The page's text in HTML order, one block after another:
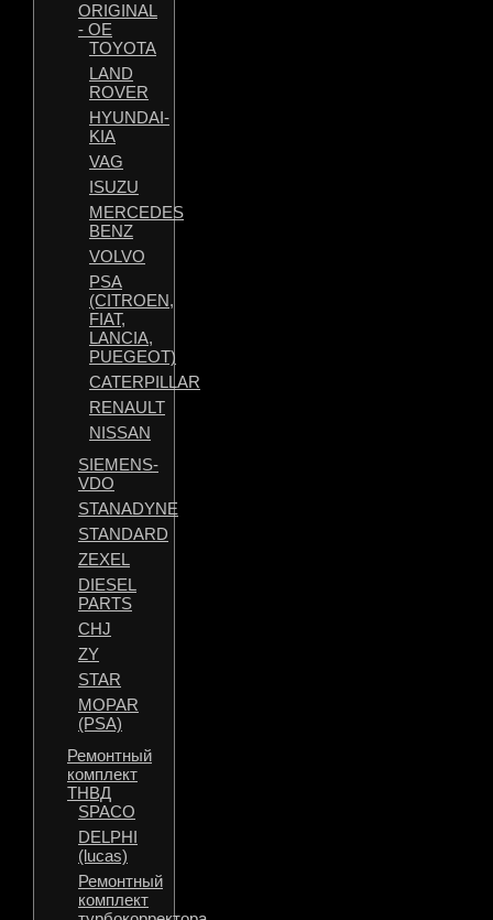
ORIGINAL
- OE
TOYOTA
LAND
ROVER
HYUNDAI-
KIA
VAG
ISUZU
MERCEDES
BENZ
VOLVO
PSA
(CITROEN,
FIAT,
LANCIA,
PUEGEOT)
CATERPILLAR
RENAULT
NISSAN
SIEMENS-
VDO
STANADYNE
STANDARD
ZEXEL
DIESEL
PARTS
CHJ
ZY
STAR
MOPAR
(PSA)
Ремонтный
комплект
ТНВД
SPACO
DELPHI
(lucas)
Ремонтный
комплект